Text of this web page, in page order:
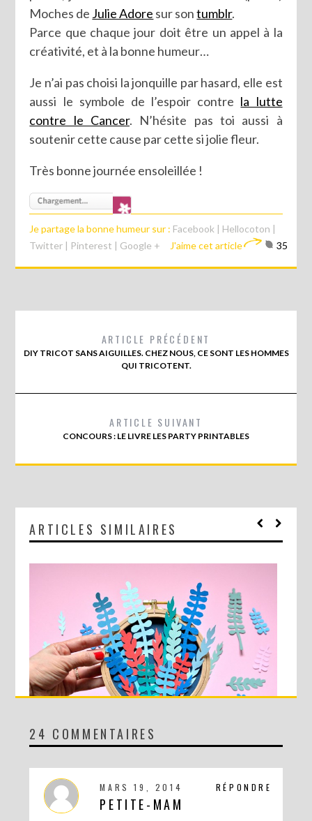
Moches de Julie Adore sur sontumblr.
Parce que chaque jour doit être un appel à la
créativité, et à la bonne humeur…
Je n’ai pas choisi la jonquille par hasard, elle est
aussi le symbole de l’espoir contre la lutte
contre le Cancer. N’hésite pas toi aussi à
soutenir cette cause par cette si jolie fleur.
Très bonne journée ensoleillée !
Je partage la bonne humeur sur : Facebook | Hellocoton |
Twitter | Pinterest | Google + J'aime cet article 35
ARTICLE PRÉCÉDENT
DIY TRICOT SANS AIGUILLES. CHEZ NOUS, CE SONT LES HOMMES
QUI TRICOTENT.
ARTICLE SUIVANT
CONCOURS : LE LIVRE LES PARTY PRINTABLES
ARTICLES SIMILAIRES
DIY MA FORÊT DE PAPIER
24 COMMENTAIRES
RÉPONDRE
MARS 19, 2014
PETITE-MAM